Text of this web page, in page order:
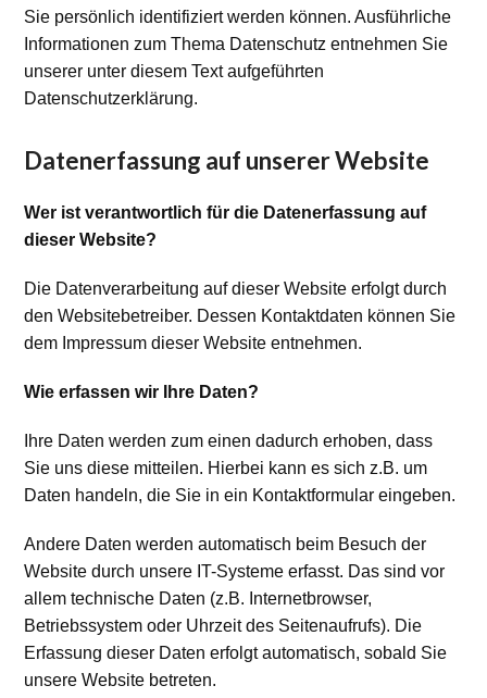
Sie persönlich identifiziert werden können. Ausführliche
Informationen zum Thema Datenschutz entnehmen Sie
unserer unter diesem Text aufgeführten
Datenschutzerklärung.
Datenerfassung auf unserer Website
Wer ist verantwortlich für die Datenerfassung auf
dieser Website?
Die Datenverarbeitung auf dieser Website erfolgt durch
den Websitebetreiber. Dessen Kontaktdaten können Sie
dem Impressum dieser Website entnehmen.
Wie erfassen wir Ihre Daten?
Ihre Daten werden zum einen dadurch erhoben, dass
Sie uns diese mitteilen. Hierbei kann es sich z.B. um
Daten handeln, die Sie in ein Kontaktformular eingeben.
Andere Daten werden automatisch beim Besuch der
Website durch unsere IT-Systeme erfasst. Das sind vor
allem technische Daten (z.B. Internetbrowser,
Betriebssystem oder Uhrzeit des Seitenaufrufs). Die
Erfassung dieser Daten erfolgt automatisch, sobald Sie
unsere Website betreten.